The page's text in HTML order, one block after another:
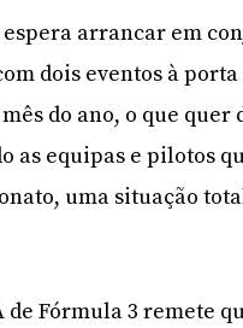
arrancar em
dois eventos à
do ano, o que
as equipas e pilotos
uma situação
de Fórmula 3 remete